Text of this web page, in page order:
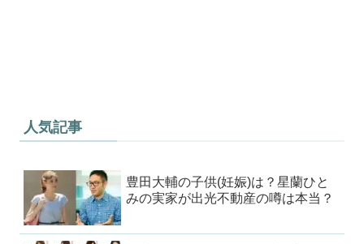
人気記事
豊田大輔の子供(妊娠)は？星蘭ひと
みの実家が出光不動産の噂は本当？